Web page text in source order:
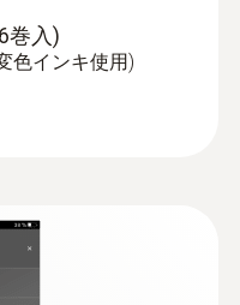
巻入)
色インキ使用)